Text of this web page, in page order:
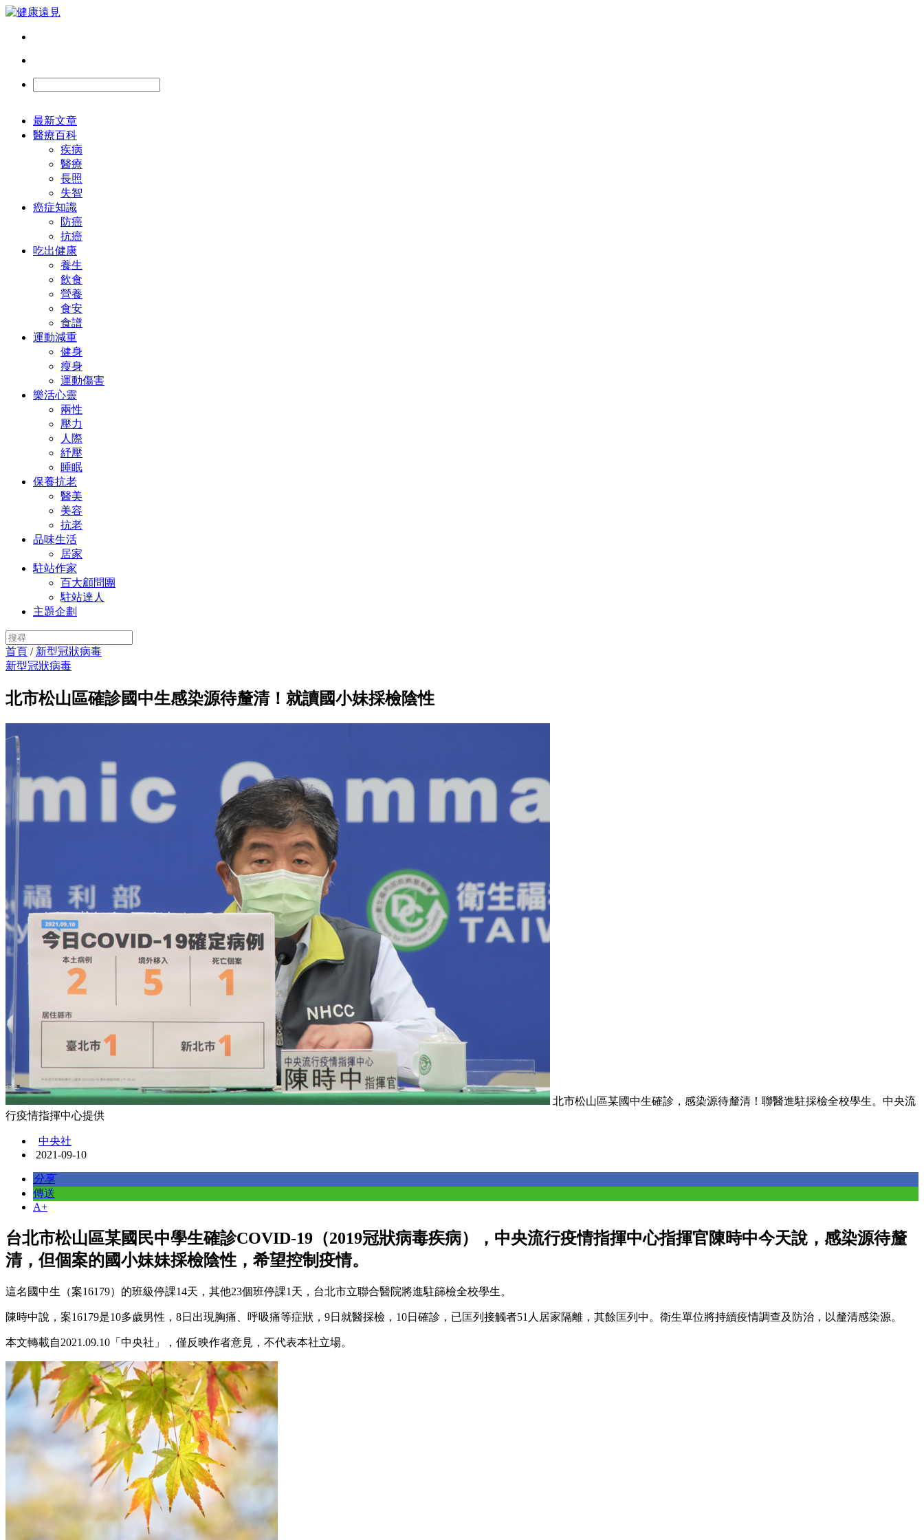
最新文章
醫療百科
疾病
醫療
長照
失智
癌症知識
防癌
抗癌
吃出健康
養生
飲食
營養
食安
食譜
運動減重
健身
瘦身
運動傷害
樂活心靈
兩性
壓力
人際
紓壓
睡眠
保養抗老
醫美
美容
抗老
品味生活
居家
駐站作家
百大顧問團
駐站達人
主題企劃
首頁 / 新型冠狀病毒
新型冠狀病毒
北市松山區確診國中生感染源待釐清！就讀國小妹採檢陰性
北市松山區某國中生確診，感染源待釐清！聯醫進駐採檢全校學生。中央流
行疫情指揮中心提供
中央社
2021-09-10
分享
傳送
A+
台北市松山區某國民中學生確診COVID-19（2019冠狀病毒疾病），中央流行疫情指揮中心指揮官陳時中今天說，感染源待釐
清，但個案的國小妹妹採檢陰性，希望控制疫情。
這名國中生（案16179）的班級停課14天，其他23個班停課1天，台北市立聯合醫院將進駐篩檢全校學生。
陳時中說，案16179是10多歲男性，8日出現胸痛、呼吸痛等症狀，9日就醫採檢，10日確診，已匡列接觸者51人居家隔離，其餘匡列中。衛生單位將持續疫情調查及防治，以釐清感染源。
本文轉載自2021.09.10 「中央社」， 僅反映作者意見，不代表本社立場。